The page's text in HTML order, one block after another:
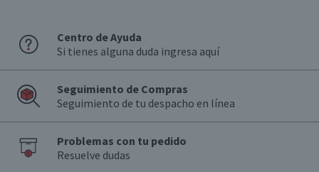
Centro de Ayuda
Si tienes alguna duda ingresa aquí
Seguimiento de Compras
Seguimiento de tu despacho en línea
Problemas con tu pedido
Resuelve dudas